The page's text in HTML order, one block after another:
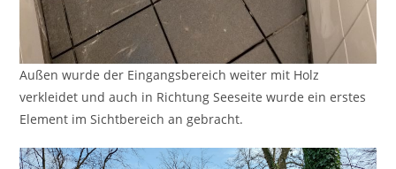
Außen wurde der Eingangsbereich weiter mit Holz
verkleidet und auch in Richtung Seeseite wurde ein erstes
Element im Sichtbereich an gebracht.